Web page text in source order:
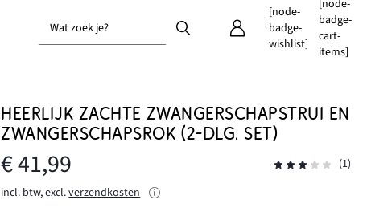
Wat zoek je?
[node-
badge-
wishlist]
[node-
badge-
cart-
items]
HEERLIJK ZACHTE ZWANGERSCHAPSTRUI EN
ZWANGERSCHAPSROK (2-DLG. SET)
€ 41,99
(1)
incl. btw, excl.verzendkosten